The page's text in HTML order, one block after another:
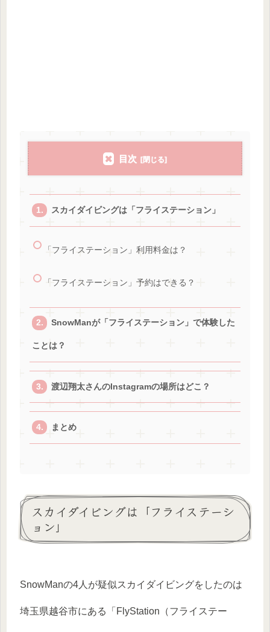
目次
スカイダイビングは「フライステーション」
「フライステーション」利用料金は？
「フライステーション」予約はできる？
SnowManが「フライステーション」で体験した
ことは？
渡辺翔太さんのInstagramの場所はどこ？
まとめ
スカイダイビングは「フライステーシ
ョン」
SnowManの4人が疑似スカイダイビングをしたのは
埼玉県越谷市にある「FlyStation（フライステー